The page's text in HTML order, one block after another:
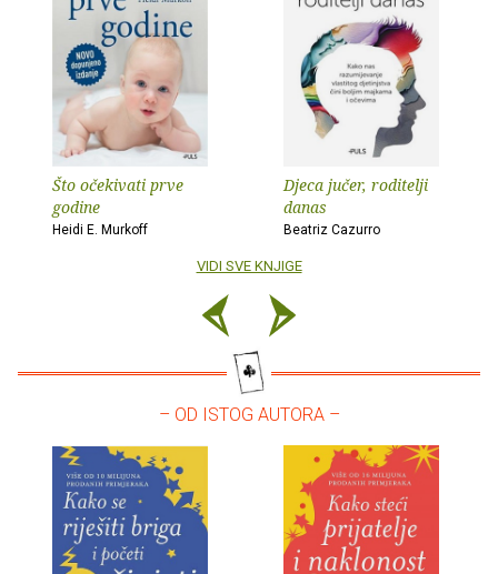
Što očekivati prve
godine
Heidi E. Murkoff
Djeca jučer, roditelji
danas
Beatriz Cazurro
VIDI SVE KNJIGE
– OD ISTOG AUTORA –